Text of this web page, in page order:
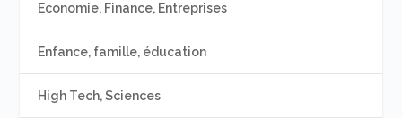
Economie, Finance, Entreprises
Enfance, famille, éducation
High Tech, Sciences